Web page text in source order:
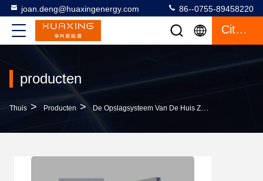
joan.deng@huaxingenergy.com 86--0755-89458220
Citaat
producten
Thuis > Producten > De Opslagsysteem Van De Huis Zonne-Energie